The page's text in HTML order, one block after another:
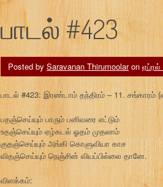
பாடல் #423
Posted by Saravanan Thirumoolaron ஏப்ரல்
பாடல் #423: இரண்டாம் தந்திரம் – 11.
பதஞ்செய்யும் பாரும் பனிவரை எட்டும்
உதஞ்செய்யும் ஏழ்கடல் ஓதம் முதலாம்
குதஞ்செய்யும் அங்கி கொளுவியா காச
விதஞ்செய்யும் நெஞ்சின் வியப்பில்லை தானே.
விளக்கம்: